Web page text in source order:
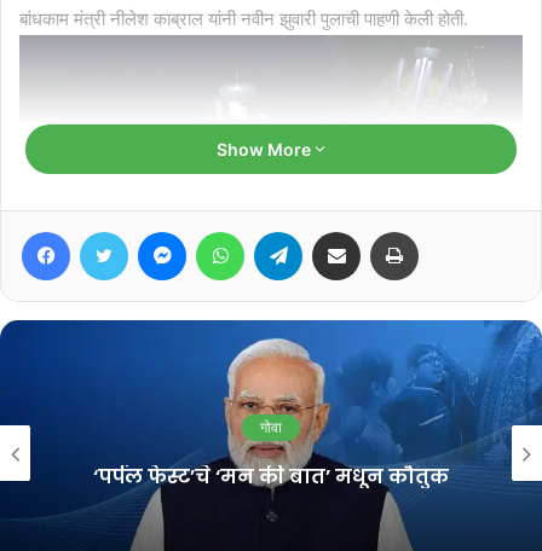
बांधकाम मंत्री नीलेश काब्राल यांनी नवीन झुवारी पुलाची पाहणी केली होती.
झुआरी पुलाच्या (New Zuari Bridge) चारपदरी महामार्गाचे 26 डिसेंबर 2022
रोजी उद्धाटन केले जाणार आहे. केंद्रीय रस्ते आणि वाहतूक मंत्री नितीन गडकरी
(Nitin Gadkari) यांच्या हस्ते सकाळी 10.30 वा या पुलाचे उद्धाटन होणार
असल्याची माहिती सूत्रांकडून मिळाली मिळाली आहे.
नवा झुआरी पुलाचा (New Zuari Bridge) एकमार्ग खुला झाल्‍यास तो पणजीत
येणाऱ्या वाहांनासाठी असेल, तर जुना झुआरी पूल हा वास्को व मडगावकडे
Show More
FacebookTwitter MessengerWhatsAppTelegram Share via Email
गोवा
‘पर्पल फेस्ट’चे ‘मन की बात’ मधून कौतुक